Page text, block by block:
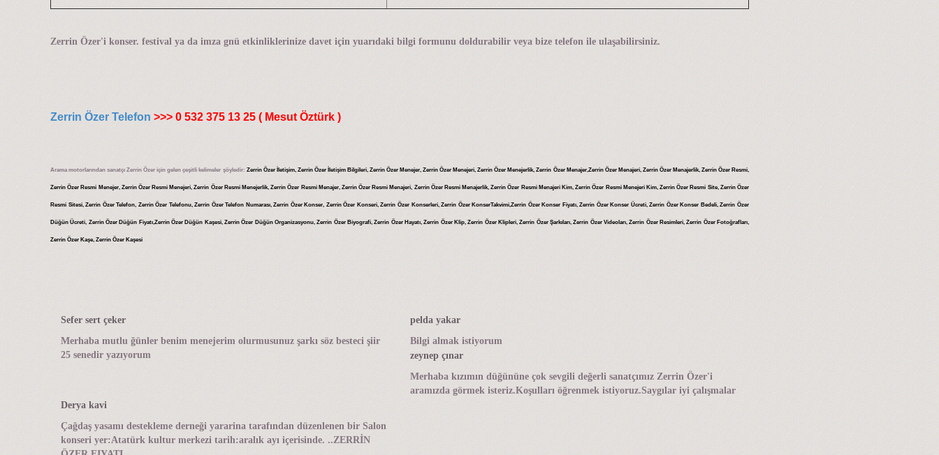
Zerrin Özer'i konser. festival ya da imza gnü etkinliklerinize davet için yuarıdaki bilgi formunu doldurabilir veya bize telefon ile ulaşabilirsiniz.
Zerrin Özer Telefon >>> 0 532 375 13 25 ( Mesut Öztürk )
Arama motorlarından sanatçı Zerrin Özer için gelen çeşitli kelimeler şöyledir: Zerrin Özer İletişim, Zerrin Özer İletişim Bilgileri, Zerrin Özer Menejer, Zerrin Özer Menejeri, Zerrin Özer Menejerlik, Zerrin Özer Menajer,Zerrin Özer Menajeri, Zerrin Özer Menajerlik, Zerrin Özer Resmi,
Zerrin Özer Resmi Menejer, Zerrin Özer Resmi Menejeri, Zerrin Özer Resmi Menejerlik, Zerrin Özer Resmi Menajer, Zerrin Özer Resmi Menajeri, Zerrin Özer Resmi Menajerlik, Zerrin Özer Resmi Menajeri Kim, Zerrin Özer Resmi Menejeri Kim, Zerrin Özer Resmi Site, Zerrin Özer
Resmi Sitesi, Zerrin Özer Telefon, Zerrin Özer Telefonu, Zerrin Özer Telefon Numarası, Zerrin Özer Konser, Zerrin Özer Konseri, Zerrin Özer Konserleri, Zerrin Özer KonserTakvimi,Zerrin Özer Konser Fiyatı, Zerrin Özer Konser Ücreti, Zerrin Özer Konser Bedeli, Zerrin Özer
Düğün Ücreti, Zerrin Özer Düğün Fiyatı,Zerrin Özer Düğün Kaşesi, Zerrin Özer Düğün Organizasyonu, Zerrin Özer Biyografi, Zerrin Özer Hayatı, Zerrin Özer Klip, Zerrin Özer Klipleri, Zerrin Özer Şarkıları, Zerrin Özer Videoları, Zerrin Özer Resimleri, Zerrin Özer Fotoğrafları,
Zerrin Özer Kaşe, Zerrin Özer Kaşesi
Sefer sert çeker
Merhaba mutlu ğünler benim menejerim olurmusunuz şarkı söz besteci şiir
25 senedir yazıyorum
pelda yakar
Bilgi almak istiyorum
zeynep çınar
Merhaba kızımın düğününe çok sevgili değerli sanatçımız Zerrin Özer'i
aramızda görmek isteriz.Koşulları öğrenmek istiyoruz.Saygılar iyi çalışmalar
Derya kavi
Çağdaş yasamı destekleme derneği yararina tarafından düzenlenen bir Salon
konseri yer:Atatürk kultur merkezi tarih:aralık ayı içerisinde. ..ZERRİN